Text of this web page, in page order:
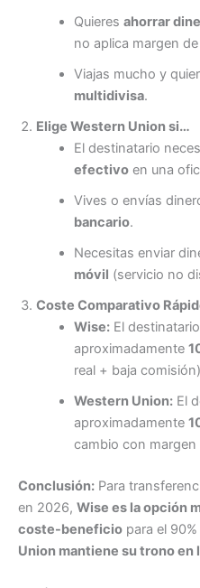
Quieres ahorrar
no aplica margen
Viajas mucho y
multidivisa.
Elige Western Union si…
El destinatario
efectivoen una
Vives o envías
bancario.
Necesitas enviar
móvil (servicio no
Coste Comparativo
Wise:El
aproximadamente
real + baja
Western Union:El
aproximadamente
cambio con margen
Conclusión: Para
en 2026, Wise es la opción
coste-beneficio para el
Union mantiene su trono